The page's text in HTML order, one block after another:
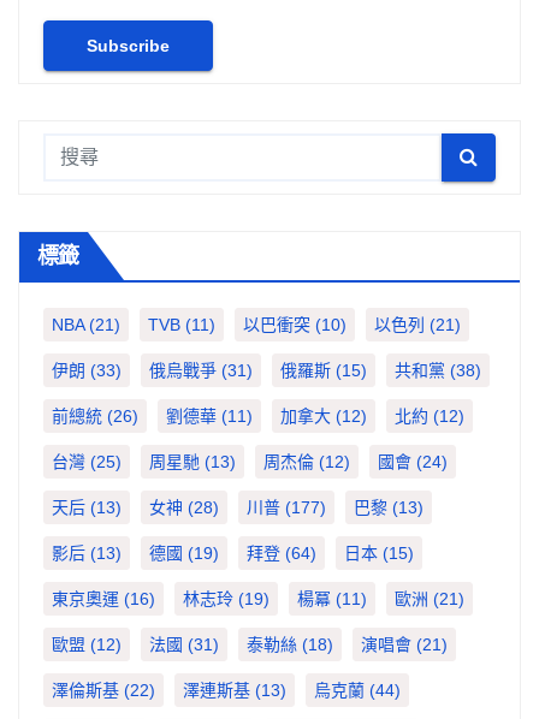
標籤
NBA(21) TVB (11) 以巴衝突 (10) 以色列 (21)
伊朗 (33) 俄烏戰爭 (31) 俄羅斯 (15) 共和黨 (38)
前總統 (26) 劉德華 (11) 加拿大 (12) 北約 (12)
台灣 (25) 周星馳 (13) 周杰倫 (12) 國會 (24)
天后 (13) 女神 (28) 川普 (177) 巴黎 (13)
影后 (13) 德國 (19) 拜登 (64) 日本 (15)
東京奧運 (16) 林志玲 (19) 楊冪 (11) 歐洲 (21)
歐盟 (12) 法國 (31) 泰勒絲 (18) 演唱會 (21)
澤倫斯基 (22) 澤連斯基 (13) 烏克蘭 (44)